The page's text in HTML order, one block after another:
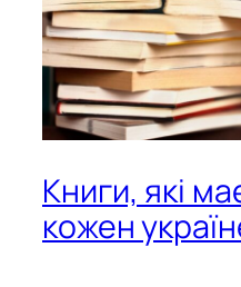
Книги, які
кожен